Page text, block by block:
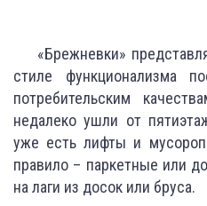
«Брежневки»
стиле функционализма
потребительским
недалеко ушли от
уже есть лифты и
правило – паркетные или
на лаги из досок или бруса.